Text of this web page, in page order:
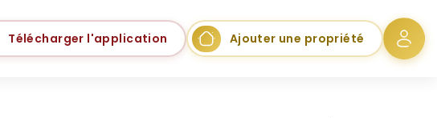
Télécharger l'application Ajouter une propriété